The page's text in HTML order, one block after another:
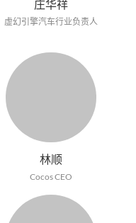
庄华祥
虚幻引擎汽车行业负责人
林顺
Cocos CEO